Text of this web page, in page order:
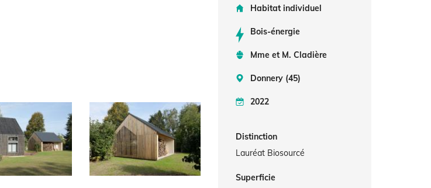
Habitat individuel
Bois-énergie
Mme et M. Cladière
Donnery (45)
2022
Distinction
Lauréat Biosourcé
Superficie